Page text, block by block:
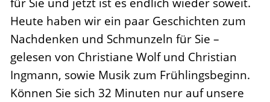
Heute haben wir ein paar Geschichten zum
Nachdenken und Schmunzeln für Sie –
gelesen von Christiane Wolf und Christian
Ingmann, sowie Musik zum Frühlingsbeginn.
Können Sie sich 32 Minuten nur auf unsere